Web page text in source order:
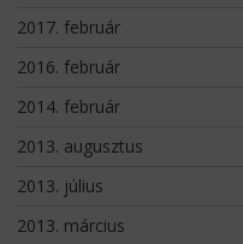
2017. február
2016. február
2014. február
2013. augusztus
2013. július
2013. március